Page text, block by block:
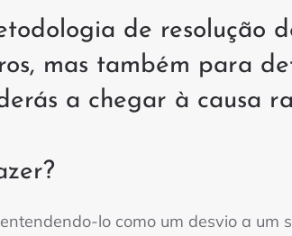
de resolução
mas também para
a chegar à causa
lo como um desvio a um